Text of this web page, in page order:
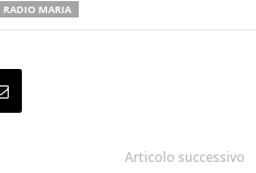
RADIO MARIA
Articolo successivo